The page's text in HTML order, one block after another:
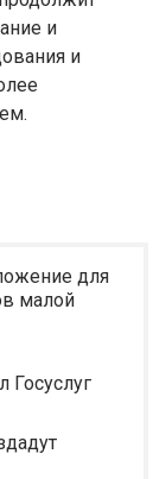
и
и
для
малой
Госуслуг